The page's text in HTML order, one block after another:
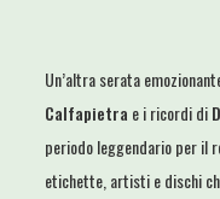
Un’altra serata
Calfapietra e i ricordi di
periodo leggendario per il
etichette, artisti e dischi